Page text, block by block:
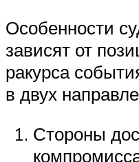
Особенности
зависят от
ракурса
в двух
Стороны